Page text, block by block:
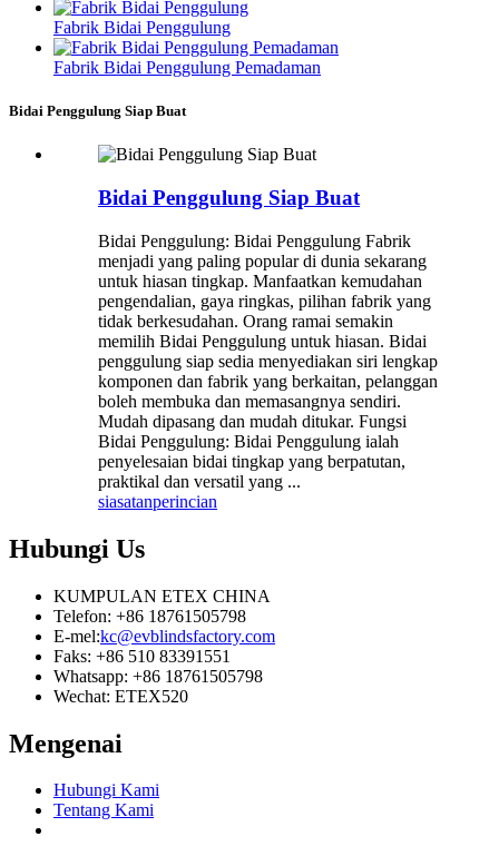
Fabrik Bidai Penggulung
Fabrik Bidai Penggulung Pemadaman
Bidai Penggulung Siap Buat
Bidai Penggulung Siap Buat
Bidai Penggulung: Bidai Penggulung Fabrik
menjadi yang paling popular di dunia sekarang
untuk hiasan tingkap. Manfaatkan kemudahan
pengendalian, gaya ringkas, pilihan fabrik yang
tidak berkesudahan. Orang ramai semakin
memilih Bidai Penggulung untuk hiasan. Bidai
penggulung siap sedia menyediakan siri lengkap
komponen dan fabrik yang berkaitan, pelanggan
boleh membuka dan memasangnya sendiri.
Mudah dipasang dan mudah ditukar. Fungsi
Bidai Penggulung: Bidai Penggulung ialah
penyelesaian bidai tingkap yang berpatutan,
praktikal dan versatil yang ...
siasatanperincian
Hubungi Us
KUMPULAN ETEX CHINA
Telefon: +86 18761505798
E-mel:kc@evblindsfactory.com
Faks: +86 510 83391551
Whatsapp: +86 18761505798
Wechat: ETEX520
Mengenai
Hubungi Kami
Tentang Kami